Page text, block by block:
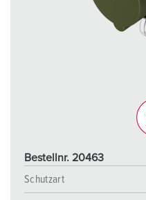
Bestellnr. 20463
Schutzart